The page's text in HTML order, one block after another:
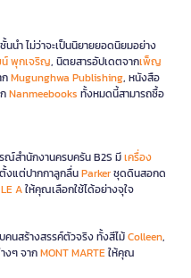
นำ ไม่ว่าจะเป็นนิยายยอดนิยมอย่าง
พุกเจริญ, นิตยสารอัปเดตจากเพ็ญ
Mugunghwa Publishing, หนังสือ
Nanmeebooks ทั้งหมดนี้สามารถซื้อ
ณ์สำนักงานครบครัน B2S มีเครื่อง
งแต่ปากกาลูกลื่นParkerชุดดินสอกด
Aให้คุณเลือกใช้ได้อย่างจุใจ
คนสร้างสรรค์ตัวจริง ทั้งสีไม้Colleen,
งๆ จากMONT MARTEให้คุณ